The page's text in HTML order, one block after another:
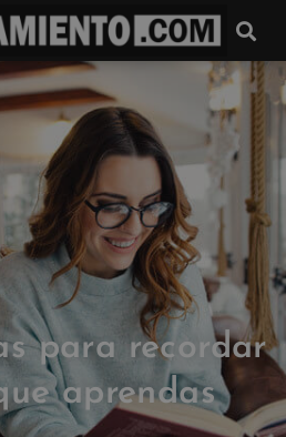
para recordar
aprendas